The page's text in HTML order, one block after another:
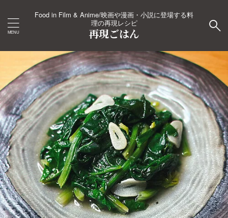
Food in Film & Anime/映画や漫画・小説に登場する料
理の再現レシピ
再現ごはん